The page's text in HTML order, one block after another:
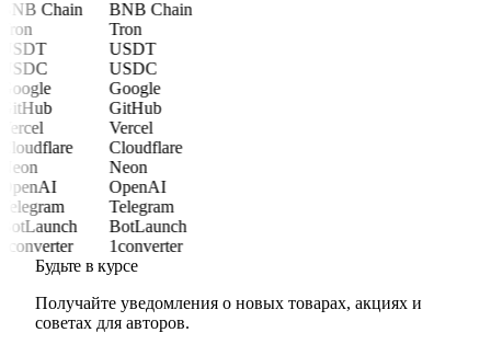
BNB Chain
Tron
USDT
USDC
Google
GitHub
Vercel
Cloudflare
Neon
OpenAI
Telegram
BotLaunch
1converter
BNB Chain
Tron
USDT
USDC
Google
GitHub
Vercel
Cloudflare
Neon
OpenAI
Telegram
BotLaunch
1converter
Будьте в курсе
Получайте уведомления о новых товарах, акциях и
советах для авторов.